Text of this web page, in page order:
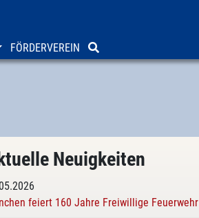
FÖRDERVEREIN
Neuigkeiten
feiert 160 Jahre Freiwillige Feuerwehr